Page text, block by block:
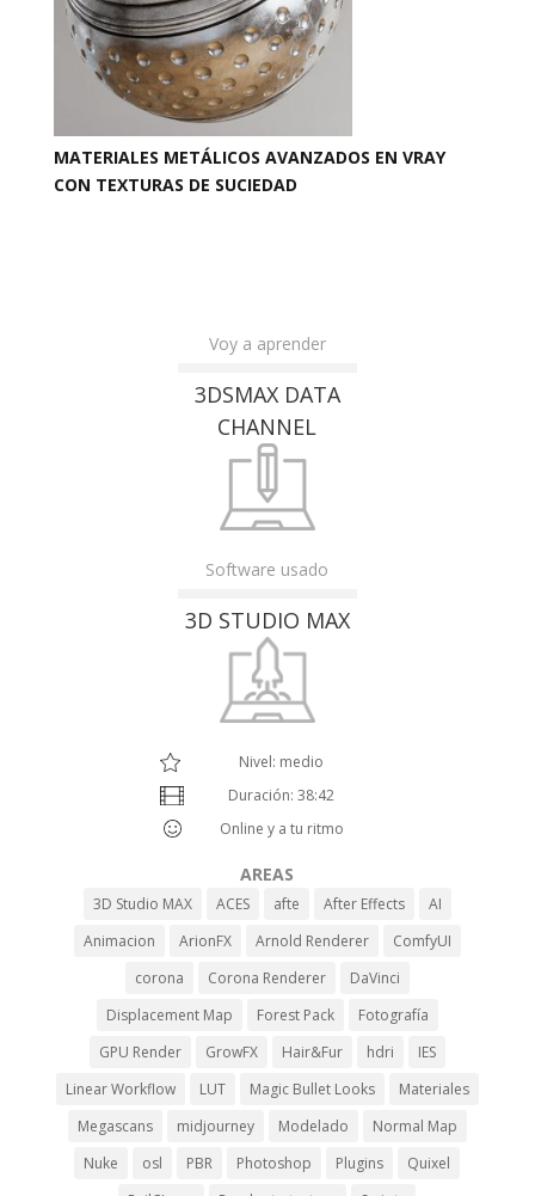
MATERIALES METÁLICOS AVANZADOS EN VRAY
CON TEXTURAS DE SUCIEDAD
Voy a aprender
3DSMAX DATA
CHANNEL
Software usado
3D STUDIO MAX
Nivel: medio
Duración: 38:42
Online y a tu ritmo
AREAS
3D Studio MAX ACES afte After Effects
AI
Animacion
ArionFX Arnold Renderer
ComfyUI
corona
Corona Renderer
DaVinci
Displacement Map
Forest Pack
Fotografía
GPU Render
GrowFX Hair&Fur hdri
IES
Linear Workflow
LUT Magic Bullet Looks
Materiales
Megascans
midjourney Modelado
Normal Map
Nuke
osl PBR Photoshop Plugins
Quixel